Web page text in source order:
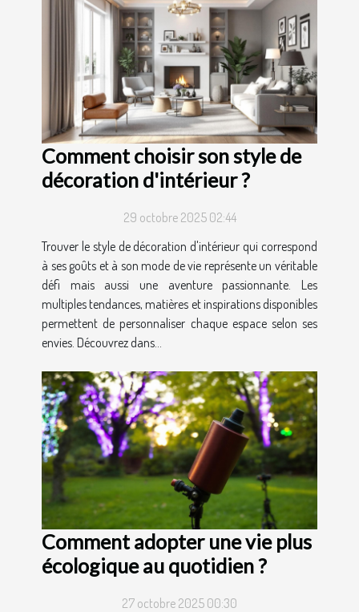
Comment choisir son style de
décoration d'intérieur ?
29 octobre 2025 02:44
Trouver le style de décoration d'intérieur qui correspond
à ses goûts et à son mode de vie représente un véritable
défi mais aussi une aventure passionnante. Les
multiples tendances, matières et inspirations disponibles
permettent de personnaliser chaque espace selon ses
envies. Découvrez dans...
Comment adopter une vie plus
écologique au quotidien ?
27 octobre 2025 00:30